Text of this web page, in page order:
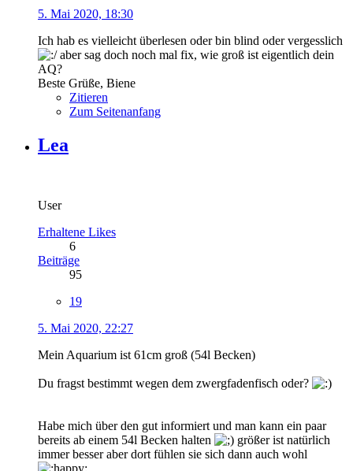
5. Mai 2020, 18:30
Ich hab es vielleicht überlesen oder bin blind oder vergesslich
aber sag doch noch mal fix, wie groß ist eigentlich dein
AQ?
Beste Grüße, Biene
Zitieren
Zum Seitenanfang
Lea
User
Erhaltene Likes
6
Beiträge
95
19
5. Mai 2020, 22:27
Mein Aquarium ist 61cm groß (54l Becken)
Du fragst bestimmt wegen dem zwergfadenfisch oder?
Habe mich über den gut informiert und man kann ein paar
bereits ab einem 54l Becken halten
größer ist natürlich
immer besser aber dort fühlen sie sich dann auch wohl